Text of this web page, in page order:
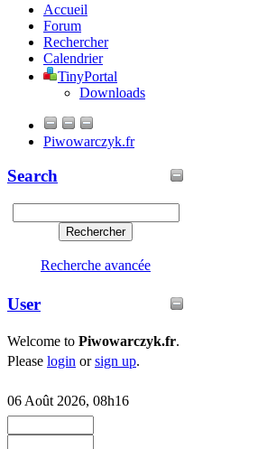
Accueil
Forum
Rechercher
Calendrier
TinyPortal
Downloads
Piwowarczyk.fr
Search
Recherche avancée
User
Welcome to Piwowarczyk.fr.
Please login orsign up.
06 Août 2026, 08h16